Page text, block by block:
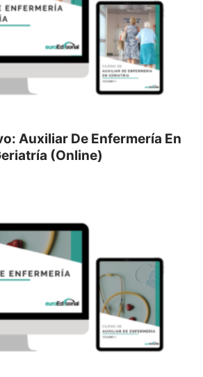
Auxiliar De Enfermería En
(Online)